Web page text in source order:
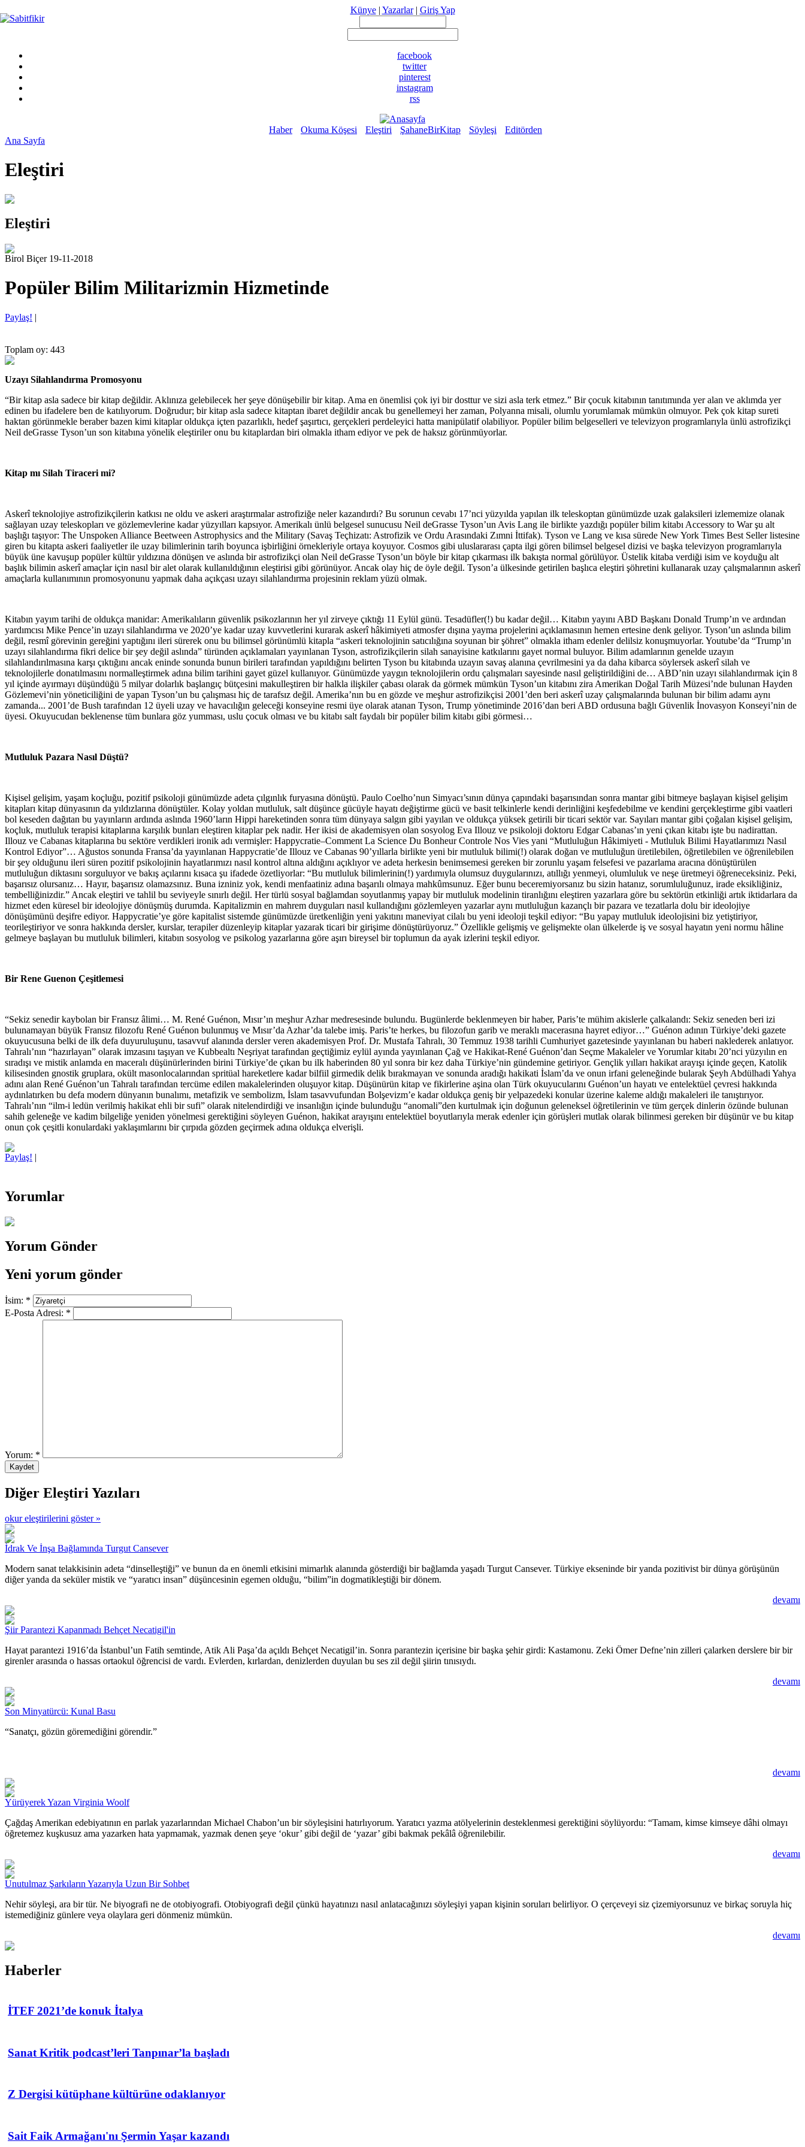
Künye| Yazarlar| Giriş Yap
facebook
twitter
pinterest
instagram
rss
Haber Okuma Köşesi Eleştiri ŞahaneBirKitap Söyleşi
Editörden
Ana Sayfa
Eleştiri
Eleştiri
Birol Biçer 19-11-2018
Popüler Bilim Militarizmin Hizmetinde
Paylaş! |
Toplam oy: 443
Uzayı Silahlandırma Promosyonu
“Bir kitap asla sadece bir kitap değildir. Aklınıza gelebilecek her şeye dönüşebilir bir kitap. Ama en önemlisi çok iyi bir dosttur ve sizi asla terk etmez.” Bir çocuk kitabının tanıtımında yer alan ve aklımda yer
edinen bu ifadelere ben de katılıyorum. Doğrudur; bir kitap asla sadece kitaptan ibaret değildir ancak bu genellemeyi her zaman, Polyanna misali, olumlu yorumlamak mümkün olmuyor. Pek çok kitap sureti
haktan görünmekle beraber bazen kimi kitaplar oldukça içten pazarlıklı, hedef şaşırtıcı, gerçekleri perdeleyici hatta manipülatif olabiliyor. Popüler bilim belgeselleri ve televizyon programlarıyla ünlü astrofizikçi
Neil deGrasse Tyson’un son kitabına yönelik eleştiriler onu bu kitaplardan biri olmakla itham ediyor ve pek de haksız görünmüyorlar.
Kitap mı Silah Tiraceri mi?
Askerî teknolojiye astrofizikçilerin katkısı ne oldu ve askeri araştırmalar astrofiziğe neler kazandırdı? Bu sorunun cevabı 17’nci yüzyılda yapılan ilk teleskoptan günümüzde uzak galaksileri izlememize olanak
sağlayan uzay teleskopları ve gözlemevlerine kadar yüzyılları kapsıyor. Amerikalı ünlü belgesel sunucusu Neil deGrasse Tyson’un Avis Lang ile birlikte yazdığı popüler bilim kitabı Accessory to War şu alt
başlığı taşıyor: The Unspoken Alliance Beetween Astrophysics and the Military (Savaş Teçhizatı: Astrofizik ve Ordu Arasındaki Zımni İttifak). Tyson ve Lang ve kısa sürede New York Times Best Seller listesine
giren bu kitapta askeri faaliyetler ile uzay bilimlerinin tarih boyunca işbirliğini örnekleriyle ortaya koyuyor. Cosmos gibi uluslararası çapta ilgi gören bilimsel belgesel dizisi ve başka televizyon programlarıyla
büyük üne kavuşup popüler kültür yıldızına dönüşen ve aslında bir astrofizikçi olan Neil deGrasse Tyson’un böyle bir kitap çıkarması ilk bakışta normal görülüyor. Üstelik kitaba verdiği isim ve koyduğu alt
başlık bilimin askerî amaçlar için nasıl bir alet olarak kullanıldığının eleştirisi gibi görünüyor. Ancak olay hiç de öyle değil. Tyson’a ülkesinde getirilen başlıca eleştiri şöhretini kullanarak uzay çalışmalarının askerî
amaçlarla kullanımının promosyonunu yapmak daha açıkçası uzayı silahlandırma projesinin reklam yüzü olmak.
Kitabın yayım tarihi de oldukça manidar: Amerikalıların güvenlik psikozlarının her yıl zirveye çıktığı 11 Eylül günü. Tesadüfler(!) bu kadar değil… Kitabın yayını ABD Başkanı Donald Trump’ın ve ardından
yardımcısı Mike Pence’in uzayı silahlandırma ve 2020’ye kadar uzay kuvvetlerini kurarak askerî hâkimiyeti atmosfer dışına yayma projelerini açıklamasının hemen ertesine denk geliyor. Tyson’un aslında bilim
değil, resmî görevinin gereğini yaptığını ileri sürerek onu bu bilimsel görünümlü kitapla “askeri teknolojinin satıcılığına soyunan bir şöhret” olmakla itham edenler delilsiz konuşmuyorlar. Youtube’da “Trump’ın
uzayı silahlandırma fikri delice bir şey değil aslında” türünden açıklamaları yayınlanan Tyson, astrofizikçilerin silah sanayisine katkılarını gayet normal buluyor. Bilim adamlarının genelde uzayın
silahlandırılmasına karşı çıktığını ancak eninde sonunda bunun birileri tarafından yapıldığını belirten Tyson bu kitabında uzayın savaş alanına çevrilmesini ya da daha kibarca söylersek askerî silah ve
teknolojilerle donatılmasını normalleştirmek adına bilim tarihini gayet güzel kullanıyor. Günümüzde yaygın teknolojilerin ordu çalışmaları sayesinde nasıl geliştirildiğini de… ABD’nin uzayı silahlandırmak için 8
yıl içinde ayırmayı düşündüğü 5 milyar dolarlık başlangıç bütçesini makulleştiren bir halkla ilişkiler çabası olarak da görmek mümkün Tyson’un kitabını zira Amerikan Doğal Tarih Müzesi’nde bulunan Hayden
Gözlemevi’nin yöneticiliğini de yapan Tyson’un bu çalışması hiç de tarafsız değil. Amerika’nın bu en gözde ve meşhur astrofizikçisi 2001’den beri askerî uzay çalışmalarında bulunan bir bilim adamı aynı
zamanda... 2001’de Bush tarafından 12 üyeli uzay ve havacılığın geleceği konseyine resmi üye olarak atanan Tyson, Trump yönetiminde 2016’dan beri ABD ordusuna bağlı Güvenlik İnovasyon Konseyi’nin de
üyesi. Okuyucudan beklenense tüm bunlara göz yumması, uslu çocuk olması ve bu kitabı salt faydalı bir popüler bilim kitabı gibi görmesi…
Mutluluk Pazara Nasıl Düştü?
Kişisel gelişim, yaşam koçluğu, pozitif psikoloji günümüzde adeta çılgınlık furyasına dönüştü. Paulo Coelho’nun Simyacı’sının dünya çapındaki başarısından sonra mantar gibi bitmeye başlayan kişisel gelişim
kitapları kitap dünyasının da yıldızlarına dönüştüler. Kolay yoldan mutluluk, salt düşünce gücüyle hayatı değiştirme gücü ve basit telkinlerle kendi derinliğini keşfedebilme ve kendini gerçekleştirme gibi vaatleri
bol keseden dağıtan bu yayınların ardında aslında 1960’ların Hippi hareketinden sonra tüm dünyaya salgın gibi yayılan ve oldukça yüksek getirili bir ticari sektör var. Sayıları mantar gibi çoğalan kişisel gelişim,
koçluk, mutluluk terapisi kitaplarına karşılık bunları eleştiren kitaplar pek nadir. Her ikisi de akademisyen olan sosyolog Eva Illouz ve psikoloji doktoru Edgar Cabanas’ın yeni çıkan kitabı işte bu nadirattan.
Illouz ve Cabanas kitaplarına bu sektöre verdikleri ironik adı vermişler: Happycratie–Comment La Science Du Bonheur Controle Nos Vies yani “Mutluluğun Hâkimiyeti - Mutluluk Bilimi Hayatlarımızı Nasıl
Kontrol Ediyor”… Ağustos sonunda Fransa’da yayınlanan Happycratie’de Illouz ve Cabanas 90’yıllarla birlikte yeni bir mutluluk bilimi(!) olarak doğan ve mutluluğun üretilebilen, öğretilebilen ve öğrenilebilen
bir şey olduğunu ileri süren pozitif psikolojinin hayatlarımızı nasıl kontrol altına aldığını açıklıyor ve adeta herkesin benimsemesi gereken bir zorunlu yaşam felsefesi ve pazarlama aracına dönüştürülen
mutluluğun diktasını sorguluyor ve bakış açılarını kısaca şu ifadede özetliyorlar: “Bu mutluluk bilimlerinin(!) yardımıyla olumsuz duygularınızı, atıllığı yenmeyi, olumluluk ve neşe üretmeyi öğreneceksiniz. Peki,
başarısız olursanız… Hayır, başarısız olamazsınız. Buna izniniz yok, kendi menfaatiniz adına başarılı olmaya mahkûmsunuz. Eğer bunu beceremiyorsanız bu sizin hatanız, sorumluluğunuz, irade eksikliğiniz,
tembelliğinizdir.” Ancak eleştiri ve tahlil bu seviyeyle sınırlı değil. Her türlü sosyal bağlamdan soyutlanmış yapay bir mutluluk modelinin tiranlığını eleştiren yazarlara göre bu sektörün etkinliği artık iktidarlara da
hizmet eden küresel bir ideolojiye dönüşmüş durumda. Kapitalizmin en mahrem duyguları nasıl kullandığını gözlemleyen yazarlar aynı mutluluğun kazançlı bir pazara ve tezatlarla dolu bir ideolojiye
dönüşümünü deşifre ediyor. Happycratie’ye göre kapitalist sistemde günümüzde üretkenliğin yeni yakıtını maneviyat cilalı bu yeni ideoloji teşkil ediyor: “Bu yapay mutluluk ideolojisini biz yetiştiriyor,
teorileştiriyor ve sonra hakkında dersler, kurslar, terapiler düzenleyip kitaplar yazarak ticari bir girişime dönüştürüyoruz.” Özellikle gelişmiş ve gelişmekte olan ülkelerde iş ve sosyal hayatın yeni normu hâline
gelmeye başlayan bu mutluluk bilimleri, kitabın sosyolog ve psikolog yazarlarına göre aşırı bireysel bir toplumun da ayak izlerini teşkil ediyor.
Bir Rene Guenon Çeşitlemesi
“Sekiz senedir kaybolan bir Fransız âlimi… M. René Guénon, Mısır’ın meşhur Azhar medresesinde bulundu. Bugünlerde beklenmeyen bir haber, Paris’te mühim akislerle çalkalandı: Sekiz seneden beri izi
bulunamayan büyük Fransız filozofu René Guénon bulunmuş ve Mısır’da Azhar’da talebe imiş. Paris’te herkes, bu filozofun garib ve meraklı macerasına hayret ediyor…” Guénon adının Türkiye’deki gazete
okuyucusuna belki de ilk defa duyuruluşunu, tasavvuf alanında dersler veren akademisyen Prof. Dr. Mustafa Tahralı, 30 Temmuz 1938 tarihli Cumhuriyet gazetesinde yayınlanan bu haberi naklederek anlatıyor.
Tahralı’nın “hazırlayan” olarak imzasını taşıyan ve Kubbealtı Neşriyat tarafından geçtiğimiz eylül ayında yayınlanan Çağ ve Hakikat-René Guénon’dan Seçme Makaleler ve Yorumlar kitabı 20’nci yüzyılın en
sıradışı ve mistik anlamda en maceralı düşünürlerinden birini Türkiye’de çıkan bu ilk haberinden 80 yıl sonra bir kez daha Türkiye’nin gündemine getiriyor. Gençlik yılları hakikat arayışı içinde geçen, Katolik
kilisesinden gnostik gruplara, okült masonlocalarından spritüal hareketlere kadar bilfiil girmedik delik bırakmayan ve sonunda aradığı hakikati İslam’da ve onun irfani geleneğinde bularak Şeyh Abdülhadi Yahya
adını alan René Guénon’un Tahralı tarafından tercüme edilen makalelerinden oluşuyor kitap. Düşünürün kitap ve fikirlerine aşina olan Türk okuyucularını Guénon’un hayatı ve entelektüel çevresi hakkında
aydınlatırken bu defa modern dünyanın bunalımı, metafizik ve sembolizm, İslam tasavvufundan Bolşevizm’e kadar oldukça geniş bir yelpazedeki konular üzerine kaleme aldığı makaleleri ile tanıştırıyor.
Tahralı’nın “ilm-i ledün verilmiş hakikat ehli bir sufi” olarak nitelendirdiği ve insanlığın içinde bulunduğu “anomali”den kurtulmak için doğunun geleneksel öğretilerinin ve tüm gerçek dinlerin özünde bulunan
sahih geleneğe ve kadim bilgeliğe yeniden yönelmesi gerektiğini söyleyen Guénon, hakikat arayışını entelektüel boyutlarıyla merak edenler için görüşleri mutlak olarak bilinmesi gereken bir düşünür ve bu kitap
onun çok çeşitli konulardaki yaklaşımlarını bir çırpıda gözden geçirmek adına oldukça elverişli.
Paylaş! |
Yorumlar
Yorum Gönder
Yeni yorum gönder
İsim: *
E-Posta Adresi: *
Yorum: *
Diğer Eleştiri Yazıları
okur eleştirilerini göster »
İdrak Ve İnşa Bağlamında Turgut Cansever
Modern sanat telakkisinin adeta “dinselleştiği” ve bunun da en önemli etkisini mimarlık alanında gösterdiği bir bağlamda yaşadı Turgut Cansever. Türkiye ekseninde bir yanda pozitivist bir dünya görüşünün
diğer yanda da seküler mistik ve “yaratıcı insan” düşüncesinin egemen olduğu, “bilim”in dogmatikleştiği bir dönem.
devamı
Şiir Parantezi Kapanmadı Behçet Necatigil'in
Hayat parantezi 1916’da İstanbul’un Fatih semtinde, Atik Ali Paşa’da açıldı Behçet Necatigil’in. Sonra parantezin içerisine bir başka şehir girdi: Kastamonu. Zeki Ömer Defne’nin zilleri çalarken derslere bir bir
girenler arasında o hassas ortaokul öğrencisi de vardı. Evlerden, kırlardan, denizlerden duyulan bu ses zil değil şiirin tınısıydı.
devamı
Son Minyatürcü: Kunal Basu
“Sanatçı, gözün göremediğini görendir.”
devamı
Yürüyerek Yazan Virginia Woolf
Çağdaş Amerikan edebiyatının en parlak yazarlarından Michael Chabon’un bir söyleşisini hatırlıyorum. Yaratıcı yazma atölyelerinin desteklenmesi gerektiğini söylüyordu: “Tamam, kimse kimseye dâhi olmayı
öğretemez kuşkusuz ama yazarken hata yapmamak, yazmak denen şeye ‘okur’ gibi değil de ‘yazar’ gibi bakmak pekâlâ öğrenilebilir.
devamı
Unutulmaz Şarkıların Yazarıyla Uzun Bir Sohbet
Nehir söyleşi, ara bir tür. Ne biyografi ne de otobiyografi. Otobiyografi değil çünkü hayatınızı nasıl anlatacağınızı söyleşiyi yapan kişinin soruları belirliyor. O çerçeveyi siz çizemiyorsunuz ve birkaç soruyla hiç
istemediğiniz günlere veya olaylara geri dönmeniz mümkün.
devamı
Haberler
İTEF 2021’de konuk İtalya
Sanat Kritik podcast’leri Tanpınar’la başladı
Z Dergisi kütüphane kültürüne odaklanıyor
Sait Faik Armağanı'nı Şermin Yaşar kazandı